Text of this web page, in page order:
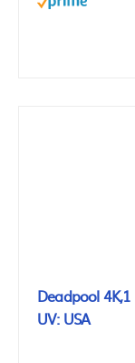
Deadpool
UV: USA